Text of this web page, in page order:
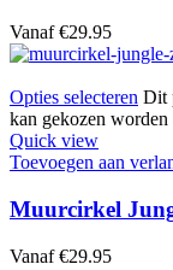
Vanaf €29.95
Opties selecteren Dit
kan gekozen
Quick view
Toevoegen aan
Muurcirkel
Vanaf €29.95